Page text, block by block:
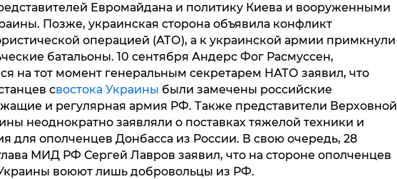
Евромайдана и политику Киева и вооруженными
Позже, украинская сторона объявила конфликт
операцией (АТО), а к украинской армии примкнули
батальоны. 10 сентября Андерс Фог Расмуссен,
на тот момент генеральным секретарем НАТО заявил, что
свостока Украины были замечены российские
и регулярная армия РФ. Также представители Верховной
неоднократно заявляли о поставках тяжелой техники и
для ополченцев Донбасса из России. В свою очередь, 28
МИД РФ Сергей Лавров заявил, что на стороне ополченцев
воюют лишь добровольцы из РФ.